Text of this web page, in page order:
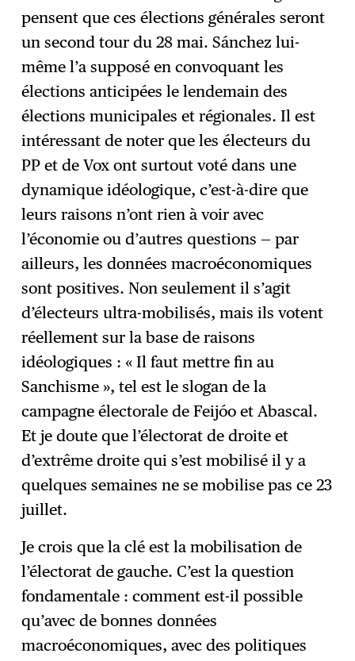
pensent que ces élections générales seront
un second tour du 28 mai. Sánchez lui-
même l’a supposé en convoquant les
élections anticipées le lendemain des
élections municipales et régionales. Il est
intéressant de noter que les électeurs du
PP et de Vox ont surtout voté dans une
dynamique idéologique, c’est-à-dire que
leurs raisons n’ont rien à voir avec
l’économie ou d’autres questions — par
ailleurs, les données macroéconomiques
sont positives. Non seulement il s’agit
d’électeurs ultra-mobilisés, mais ils votent
réellement sur la base de raisons
idéologiques : « Il faut mettre fin au
Sanchisme », tel est le slogan de la
campagne électorale de Feijóo et Abascal.
Et je doute que l’électorat de droite et
d’extrême droite qui s’est mobilisé il y a
quelques semaines ne se mobilise pas ce 23
juillet.
Je crois que la clé est la mobilisation de
l’électorat de gauche. C’est la question
fondamentale : comment est-il possible
qu’avec de bonnes données
macroéconomiques, avec des politiques